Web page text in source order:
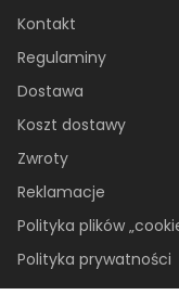
Kontakt
Regulaminy
Dostawa
Koszt dostawy
Zwroty
Reklamacje
Polityka plików
Polityka prywatności